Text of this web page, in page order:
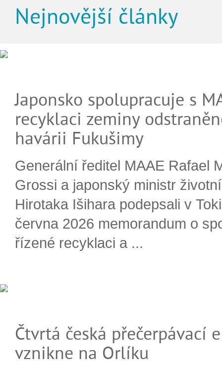
Nejnovější články
Japonsko spolupracuje s
recyklaci zeminy
havárii Fukušimy
Generální ředitel MAAE Rafael
Grossi a japonský ministr
Hirotaka Išihara podepsali v
června 2026 memorandum o
řízené recyklaci a ...
Čtvrtá česká přečerpávací
vznikne na Orlíku